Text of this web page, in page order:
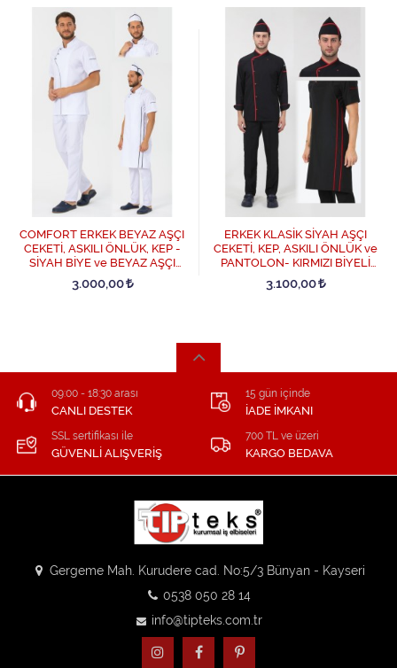
COMFORT ERKEK BEYAZ AŞÇI
CEKETİ, ASKILI ÖNLÜK, KEP -
SİYAH BİYE ve BEYAZ AŞÇI
PANTOLON DÖRTLÜ SET -
SiyahBiye-Beyaz
3.000,00
ERKEK KLASİK SİYAH AŞÇI
CEKETİ, KEP, ASKILI ÖNLÜK ve
PANTOLON- KIRMIZI BİYELİ
DÖRTLÜ AŞÇI SET - Siyah
3.100,00
09:00 - 18:30 arası
CANLI DESTEK
15 gün içinde
İADE İMKANI
SSL sertifikası ile
GÜVENLİ ALIŞVERİŞ
700 TL ve üzeri
KARGO BEDAVA
Gergeme Mah. Kurudere cad. No:5/3 Bünyan - Kayseri
0538 050 28 14
info@tipteks.com.tr